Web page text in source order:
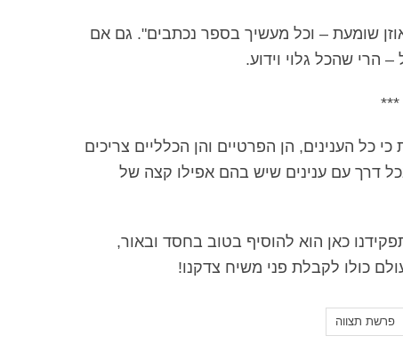
שומעת – וכל מעשיך בספר נכתבים". גם אם
הרי שהכל גלוי וידוע.
***
הענינים, הן הפרטיים והן הכלליים צריכים
דרך עם ענינים שיש בהם אפילו קצה של
כאן הוא להוסיף בטוב בחסד ובאור,
כולו לקבלת פני משיח צדקנו!
פרשת תצווה